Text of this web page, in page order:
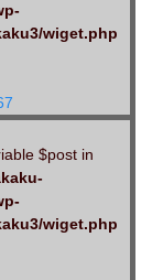
wiget.php
$post in
wiget.php